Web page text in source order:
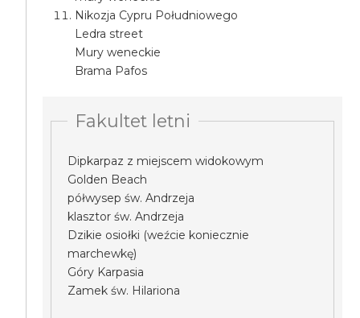
Nikozja Cypru Południowego
Ledra street
Mury weneckie
Brama Pafos
Fakultet letni
Dipkarpaz z miejscem widokowym
Golden Beach
półwysep św. Andrzeja
klasztor św. Andrzeja
Dzikie osiołki (weźcie koniecznie
marchewkę)
Góry Karpasia
Zamek św. Hilariona